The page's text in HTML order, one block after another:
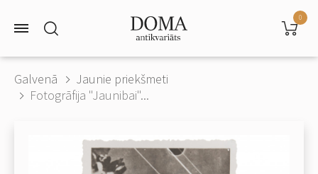
0
Galvenā
Jaunie priekšmeti
Fotogrāfija "Jaunibai"...